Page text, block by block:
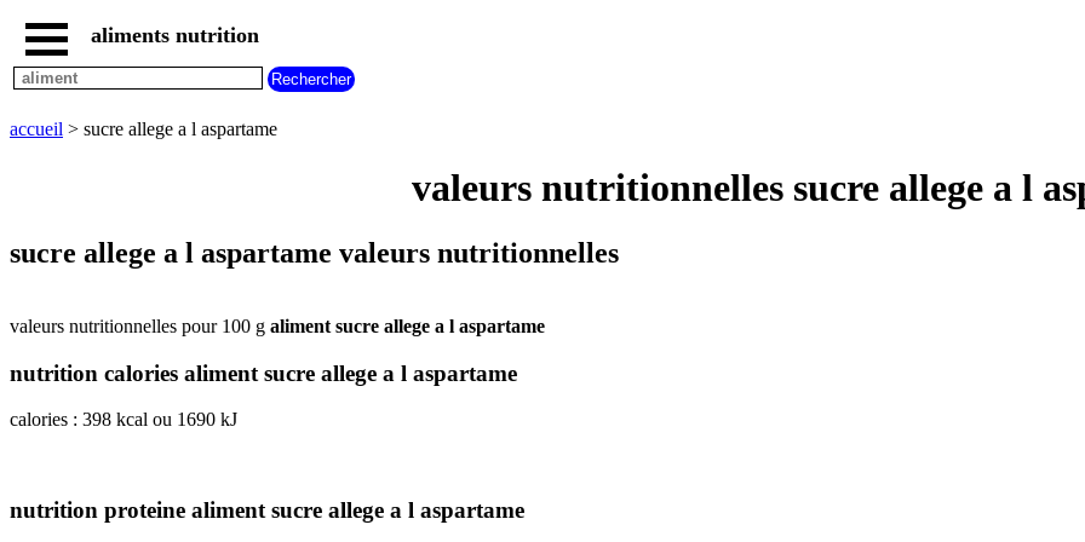
accueil
tous
aliments
en
familles
commencant
A B C D E F
G
aliments nutrition
accueil > sucre allege a l aspartame
valeurs nutritionnelles sucre allege a l
sucre allege a l aspartame valeurs nutritionnelles
valeurs nutritionnelles pour 100 g aliment sucre allege a l aspartame
nutrition calories aliment sucre allege a l aspartame
calories : 398 kcal ou 1690 kJ
nutrition proteine aliment sucre allege a l aspartame